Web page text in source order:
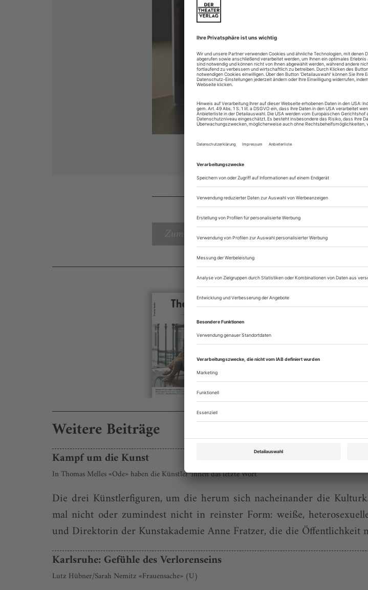
Zum Inhaltsverzeichnis
Theater heute Februar
Rubrik: Aufführungen,
Bestellen
Weitere Beiträge
Kampf um die Kunst
In Thomas Melles «Ode» haben die Künstler*innen das letzte Wort
Die drei Künstlerfiguren, um die her­um sich nacheinander die
mal nicht oder zumindest nicht in reinster Form: weiße,
und Direktorin der Kunstakademie Anne Fratzer, die die
Karlsruhe: Gefühle des Verlorenseins
Lutz Hübner/Sarah Nemitz «Frauensache» (U)